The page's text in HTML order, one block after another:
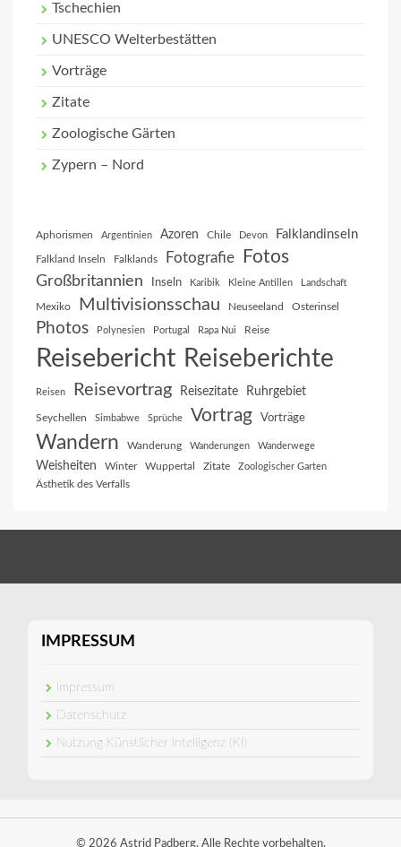
Tschechien
UNESCO Welterbestätten
Vorträge
Zitate
Zoologische Gärten
Zypern – Nord
Aphorismen Argentinien Azoren Chile Devon Falklandinseln
Falkland Inseln Falklands Fotografie Fotos
Großbritannien Inseln Karibik Kleine Antillen Landschaft
Mexiko Multivisionsschau Neuseeland Osterinsel
Photos Polynesien Portugal Rapa Nui Reise
Reisebericht Reiseberichte
Reisen Reisevortrag Reisezitate Ruhrgebiet
Seychellen Simbabwe Sprüche Vortrag Vorträge
Wandern Wanderung Wanderungen Wanderwege
Weisheiten Winter Wuppertal Zitate Zoologischer Garten
Ästhetik des Verfalls
IMPRESSUM
Impressum
Datenschutz
Nutzung Künstlicher Intelligenz (KI)
© 2026 Astrid Padberg. Alle Rechte vorbehalten.